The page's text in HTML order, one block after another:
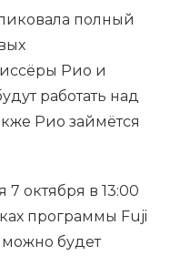
полный
Рио и
работать над
Рио займётся
октября в 13:00
программы Fuji
можно будет